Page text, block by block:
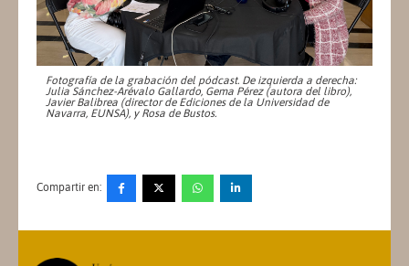
Fotografía de la grabación del pódcast. De izquierda a derecha:
Julia Sánchez-Arévalo Gallardo, Gema Pérez (autora del libro),
Javier Balibrea (director de Ediciones de la Universidad de
Navarra, EUNSA), y Rosa de Bustos.
Compartir en: